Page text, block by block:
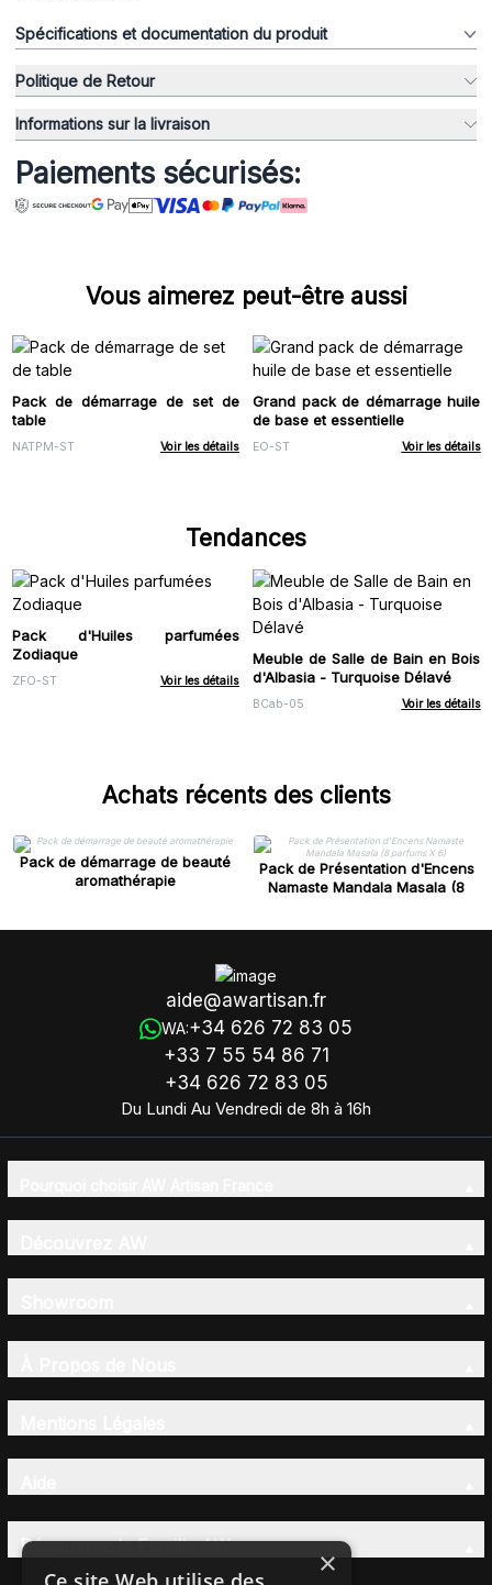
Spécifications et documentation du produit
Politique de Retour
Informations sur la livraison
Paiements sécurisés:
Vous aimerez peut-être aussi
Pack de démarrage de set de
table
NATPM-ST Voir les détails
Grand pack de démarrage huile
de base et essentielle
EO-ST Voir les détails
Tendances
Pack d'Huiles parfumées
Zodiaque
ZFO-ST Voir les détails
Meuble de Salle de Bain en Bois
d'Albasia - Turquoise Délavé
BCab-05 Voir les détails
Achats récents des clients
Pack de démarrage de beauté
aromathérapie
Pack de Présentation d'Encens
Namaste Mandala Masala (8
aide@awartisan.fr
WA:+34 626 72 83 05
+33 7 55 54 86 71
+34 626 72 83 05
Du Lundi Au Vendredi de 8h à 16h
Découvrez la Famille AW
×